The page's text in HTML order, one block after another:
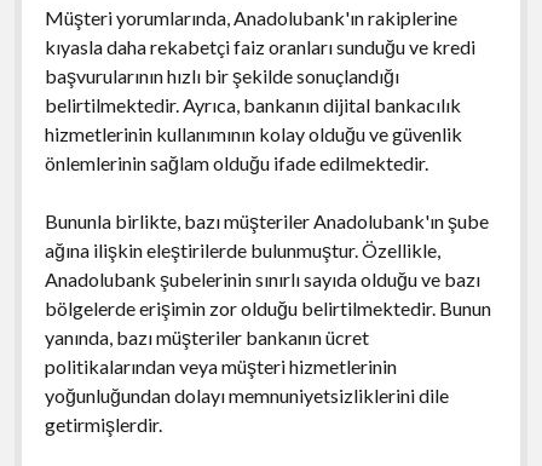
Müşteri yorumlarında, Anadolubank'ın rakiplerine
kıyasla daha rekabetçi faiz oranları sunduğu ve kredi
başvurularının hızlı bir şekilde sonuçlandığı
belirtilmektedir. Ayrıca, bankanın dijital bankacılık
hizmetlerinin kullanımının kolay olduğu ve güvenlik
önlemlerinin sağlam olduğu ifade edilmektedir.
Bununla birlikte, bazı müşteriler Anadolubank'ın şube
ağına ilişkin eleştirilerde bulunmuştur. Özellikle,
Anadolubank şubelerinin sınırlı sayıda olduğu ve bazı
bölgelerde erişimin zor olduğu belirtilmektedir. Bunun
yanında, bazı müşteriler bankanın ücret
politikalarından veya müşteri hizmetlerinin
yoğunluğundan dolayı memnuniyetsizliklerini dile
getirmişlerdir.